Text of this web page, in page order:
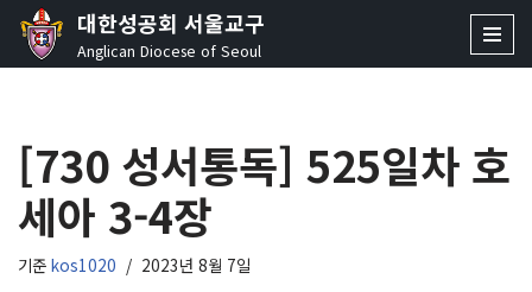
콘
로
너
뛰
기
대한성공회 서울교구
Anglican Diocese of Seoul
[730 성서통독] 525일차 호
세아 3-4장
기준 kos1020 2023년 8월 7일